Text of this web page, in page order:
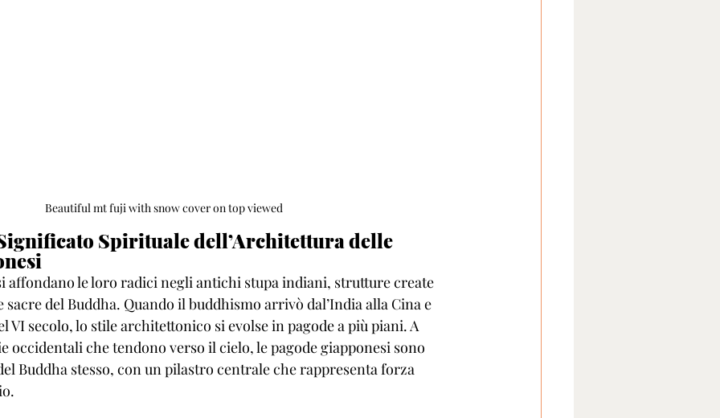
Beautiful mt fuji with snow cover on top viewed
Spirituale dell’Architettura delle
affondano le loro radici negli antichi stupa indiani, strutture create
del Buddha. Quando il buddhismo arrivò dal’India alla Cina e
VI secolo, lo stile architettonico si evolse in pagode a più piani. A
occidentali che tendono verso il cielo, le pagode giapponesi sono
Buddha stesso, con un pilastro centrale che rappresenta forza